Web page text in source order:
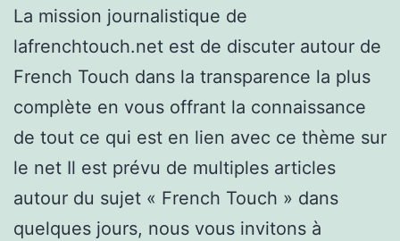
La mission journalistique de
lafrenchtouch.net est de discuter autour de
French Touch dans la transparence la plus
complète en vous offrant la connaissance
de tout ce qui est en lien avec ce thème sur
le net Il est prévu de multiples articles
autour du sujet « French Touch » dans
quelques jours, nous vous invitons à